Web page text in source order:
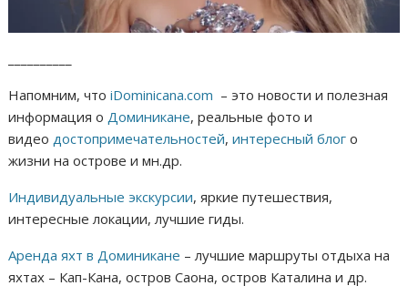
Напомним, чтоiDominicana.com – это новости и полезная
информация о Доминикане, реальные фото и
видео достопримечательностей,интересный блог о
жизни на острове и мн.др.
Индивидуальные экскурсии, яркие путешествия,
интересные локации, лучшие гиды.
Аренда яхт в Доминикане – лучшие маршруты отдыха на
яхтах – Кап-Кана, остров Саона, остров Каталина и др.